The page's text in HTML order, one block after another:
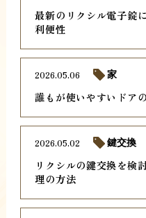
最新のリクシル電子錠
利便性
誰もが使いやすいドア
2026.05.06 家
リクシルの鍵交換を検
理の方法
2026.05.02 鍵交換